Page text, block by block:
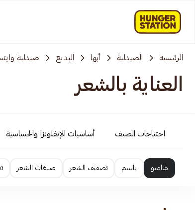
الرئيسية الصيدلية أبها البديع صيدلية
العناية بالشعر
احتياجات الصيف أساسيات الإنفلونزا والحساسية
شامبو بلسم تصفيف الشعر صبغات الشعر